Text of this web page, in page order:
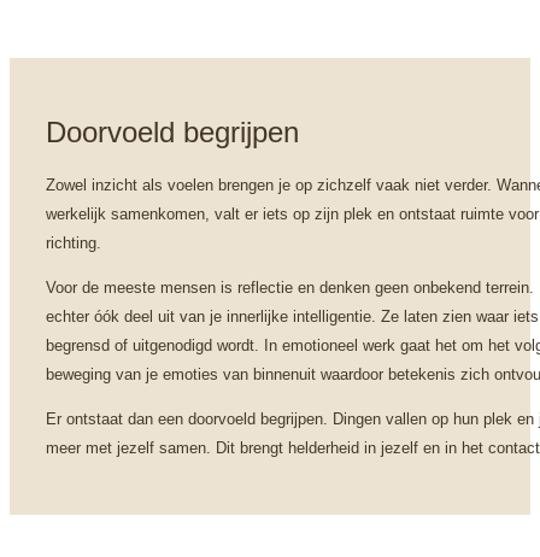
Doorvoeld begrijpen
Zowel inzicht als voelen brengen je op zichzelf vaak niet verder.
werkelijk samenkomen, valt er iets op zijn plek en ontstaat ruimte
richting.
Voor de meeste mensen is reflectie en denken geen onbekend
echter óók deel uit van je innerlijke intelligentie. Ze laten zien waar
begrensd of uitgenodigd wordt. In emotioneel werk gaat het om het
beweging van je emoties van binnenuit waardoor betekenis zich
Er ontstaat dan een doorvoeld begrijpen. Dingen vallen op hun plek
meer met jezelf samen. Dit brengt helderheid in jezelf en in het